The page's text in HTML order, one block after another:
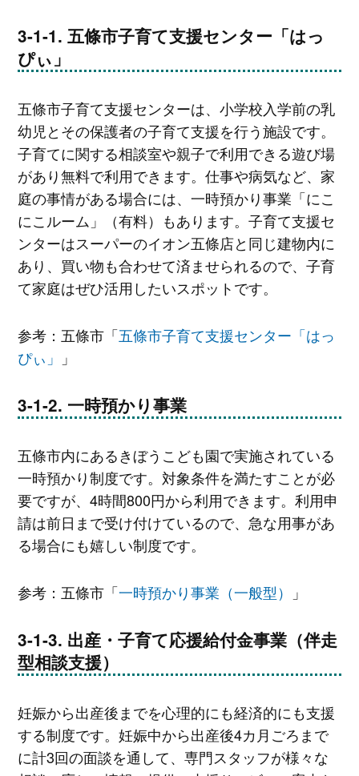
五條市子育て支援センター「はっ
ぴぃ」
五條市子育て支援センターは、小学校入学前の乳
幼児とその保護者の子育て支援を行う施設です。
子育てに関する相談室や親子で利用できる遊び場
があり無料で利用できます。仕事や病気など、家
庭の事情がある場合には、一時預かり事業「にこ
にこルーム」（有料）もあります。子育て支援セ
ンターはスーパーのイオン五條店と同じ建物内に
あり、買い物も合わせて済ませられるので、子育
て家庭はぜひ活用したいスポットです。
参考：五條市「五條市子育て支援センター「はっ
ぴぃ」
」
一時預かり事業
五條市内にあるきぼうこども園で実施されている
一時預かり制度です。対象条件を満たすことが必
要ですが、4時間800円から利用できます。利用申
請は前日まで受け付けているので、急な用事があ
る場合にも嬉しい制度です。
参考：五條市「一時預かり事業（一般型） 」
出産・子育て応援給付金事業（伴走
型相談支援）
妊娠から出産後までを心理的にも経済的にも支援
する制度です。妊娠中から出産後4カ月ごろまで
に計3回の面談を通して、専門スタッフが様々な